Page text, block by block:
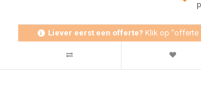
Liever eerst een offerte? Klik op "offerte